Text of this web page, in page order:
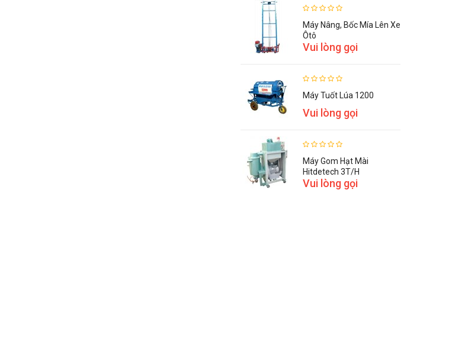
Máy Nâng, Bốc Mía Lên Xe
Ôtô
Vui lòng gọi
Máy Tuốt Lúa 1200
Vui lòng gọi
Máy Gom Hạt Mài
Hitdetech 3T/h
Vui lòng gọi